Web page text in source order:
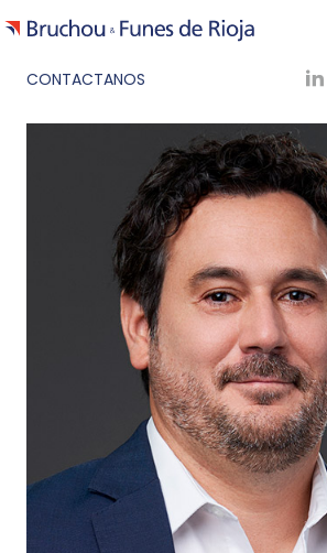
CONTACTANOS